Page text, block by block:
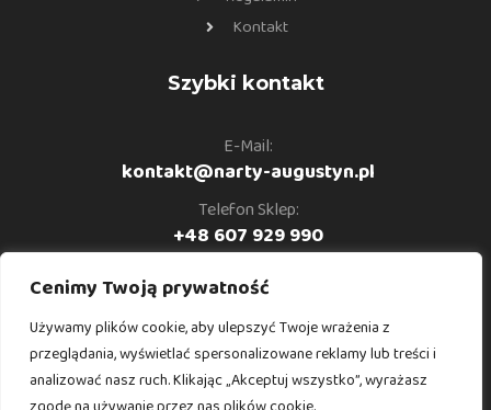
Cenimy Twoją prywatność
Używamy plików cookie, aby ulepszyć Twoje wrażenia z
przeglądania, wyświetlać spersonalizowane reklamy lub treści i
analizować nasz ruch. Klikając „Akceptuj wszystko”, wyrażasz
Kontakt
Szybki kontakt
E-Mail:
kontakt@narty-augustyn.pl
Telefon Sklep:
+48 607 929 990
Telefon Serwis:
+48 691 094 476
Telefon Instruktor:
+48 530 902 240